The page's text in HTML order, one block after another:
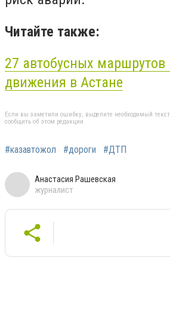
Читайте также:
27 автобусных
движения в Астане
Если вы заметили ошибку, выделите необходимый
сообщить об этом редакции
#казавтожол #дороги #ДТП
Анастасия Рашевская
журналист